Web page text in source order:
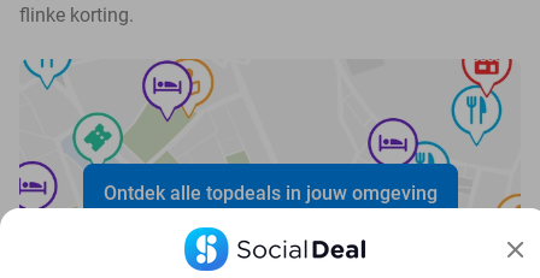
flinke korting.
Ontdek alle topdeals in jouw omgeving